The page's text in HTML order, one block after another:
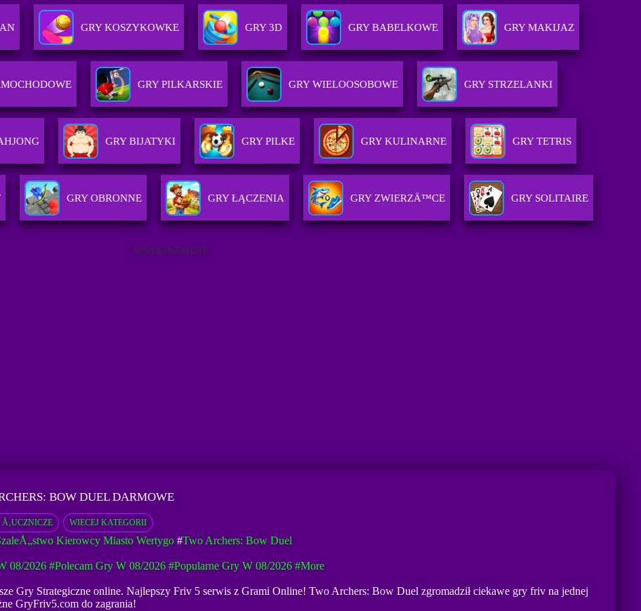
GRY KOSZYKOWKE GRY 3D GRY BABELKOWE GRY MAKIJAZ
GRY PILKARSKIE GRY WIELOOSOBOWE GRY STRZELANKI
GRY BIJATYKI GRY PILKE GRY KULINARNE GRY TETRIS
GRY OBRONNE GRY ŁĄCZENIA GRY ZWIERZÄ™CE GRY SOLITAIRE
ADVERTISEMENT
BOW DUEL DARMOWE
Å‚UCZNICZE WIECEJ KATEGORII
Kierowcy Miasto Wertygo#Two Archers: Bow Duel
08/2026 #Polecam Gry W 08/2026 #Popularne Gry W 08/2026 #more
Gry Strategiczne online. Najlepszy Friv 5 serwis z Grami Online! Two Archers: Bow Duel zgromadził ciekawe gry friv na jednej
GryFriv5.com do zagrania!